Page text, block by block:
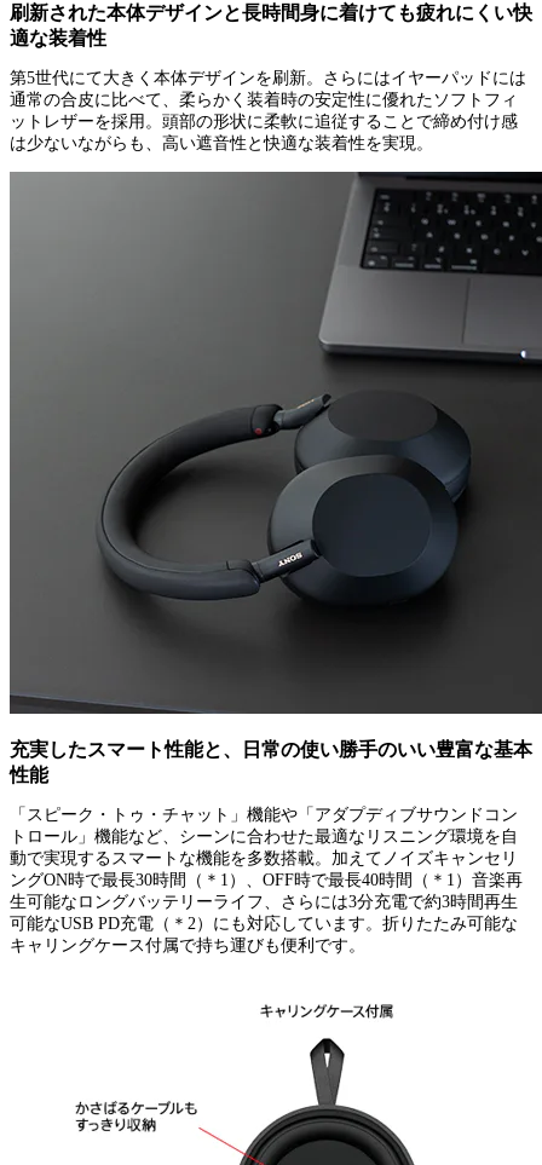
刷新された本体デザインと長時間身に着けても疲れにくい快
適な装着性
第5世代にて大きく本体デザインを刷新。さらにはイヤーパッドには
通常の合皮に比べて、柔らかく装着時の安定性に優れたソフトフィ
ットレザーを採用。頭部の形状に柔軟に追従することで締め付け感
は少ないながらも、高い遮音性と快適な装着性を実現。
充実したスマート性能と、日常の使い勝手のいい豊富な基本
性能
「スピーク・トゥ・チャット」機能や「アダプディブサウンドコン
トロール」機能など、シーンに合わせた最適なリスニング環境を自
動で実現するスマートな機能を多数搭載。加えてノイズキャンセリ
ングON時で最長30時間（＊1）、OFF時で最長40時間（＊1）音楽再
生可能なロングバッテリーライフ、さらには3分充電で約3時間再生
可能なUSB PD充電（＊2）にも対応しています。折りたたみ可能な
キャリングケース付属で持ち運びも便利です。